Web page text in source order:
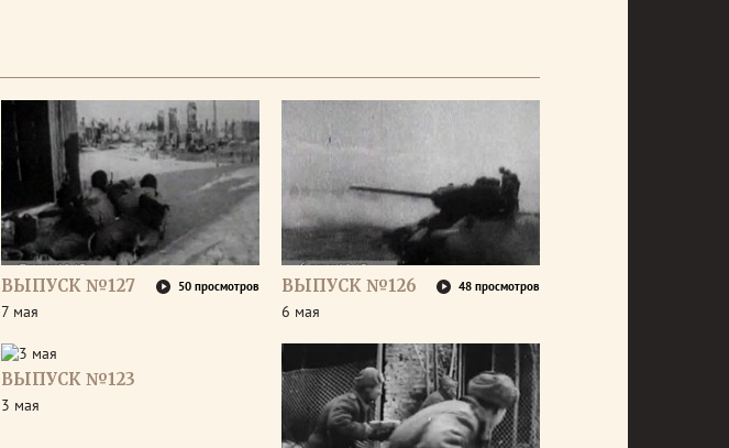
ВЫПУСК №127 50 просмотров
7 мая
ВЫПУСК №126 48 просмотров
6 мая
ВЫПУСК №123
3 мая